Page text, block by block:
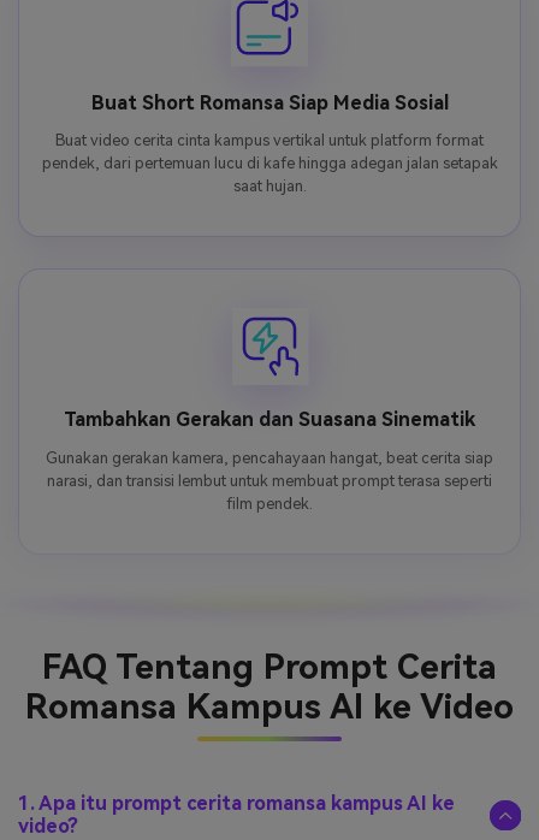
Buat Short Romansa Siap Media Sosial
Buat video cerita cinta kampus vertikal untuk platform format
pendek, dari pertemuan lucu di kafe hingga adegan jalan setapak
saat hujan.
Tambahkan Gerakan dan Suasana Sinematik
Gunakan gerakan kamera, pencahayaan hangat, beat cerita siap
narasi, dan transisi lembut untuk membuat prompt terasa seperti
film pendek.
FAQ Tentang Prompt Cerita
Romansa Kampus AI ke Video
1. Apa itu prompt cerita romansa kampus AI ke
video?